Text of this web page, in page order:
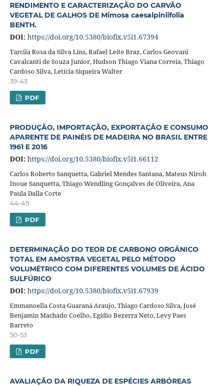
RENDIMENTO E CARACTERIZAÇÃO DO CARVÃO
VEGETAL DE GALHOS DE Mimosa caesalpiniifolia
BENTH.
DOI: https://doi.org/10.5380/biofix.v5i1.67394
Tarcila Rosa da Silva Lins, Rafael Leite Braz, Carlos Geovani
Cavalcanti de Souza Junior, Hudson Thiago Viana Correia, Thiago
Cardoso Silva, Letícia Siqueira Walter
39-43
PDF
PRODUÇÃO, IMPORTAÇÃO, EXPORTAÇÃO E CONSUMO
APARENTE DE PAINÉIS DE MADEIRA NO BRASIL ENTRE
1961 E 2016
DOI: https://doi.org/10.5380/biofix.v5i1.66112
Carlos Roberto Sanquetta, Gabriel Mendes Santana, Mateus Niroh
Inoue Sanquetta, Thiago Wendling Gonçalves de Oliveira, Ana
Paula Dalla Corte
44-49
PDF
DETERMINAÇÃO DO TEOR DE CARBONO ORGÂNICO
TOTAL EM AMOSTRA VEGETAL PELO MÉTODO
VOLUMÉTRICO COM DIFERENTES VOLUMES DE ÁCIDO
SULFÚRICO
DOI: https://doi.org/10.5380/biofix.v5i1.67939
Emmanoella Costa Guaraná Araujo, Thiago Cardoso Silva, José
Benjamin Machado Coelho, Egídio Bezerra Neto, Levy Paes
Barreto
50-53
PDF
AVALIAÇÃO DA RIQUEZA DE ESPÉCIES ARBÓREAS